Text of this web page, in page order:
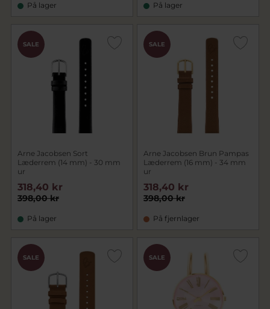
På lager På lager
SALE
Arne Jacobsen Sort
Læderrem (14 mm) - 30 mm
ur
398,00 kr
318,40 kr
På lager
SALE
Arne Jacobsen Brun Pampas
Læderrem (16 mm) - 34 mm
ur
398,00 kr
318,40 kr
På fjernlager
SALE SALE